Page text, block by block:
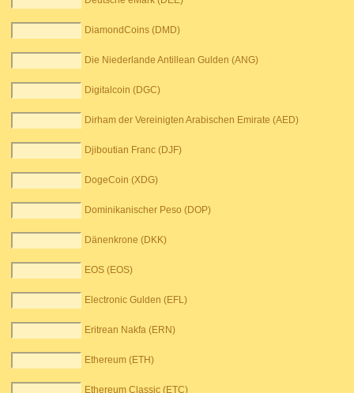
DiamondCoins (DMD)
Die Niederlande Antillean Gulden (ANG)
Digitalcoin (DGC)
Dirham der Vereinigten Arabischen Emirate (AED)
Djiboutian Franc (DJF)
DogeCoin (XDG)
Dominikanischer Peso (DOP)
Dänenkrone (DKK)
EOS (EOS)
Electronic Gulden (EFL)
Eritrean Nakfa (ERN)
Ethereum (ETH)
Ethereum Classic (ETC)